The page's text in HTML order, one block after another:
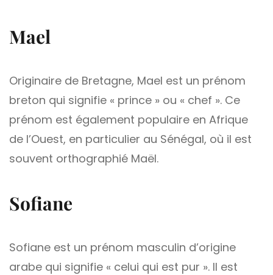
Mael
Originaire de Bretagne, Mael est un prénom
breton qui signifie « prince » ou « chef ». Ce
prénom est également populaire en Afrique
de l’Ouest, en particulier au Sénégal, où il est
souvent orthographié Maël.
Sofiane
Sofiane est un prénom masculin d’origine
arabe qui signifie « celui qui est pur ». Il est